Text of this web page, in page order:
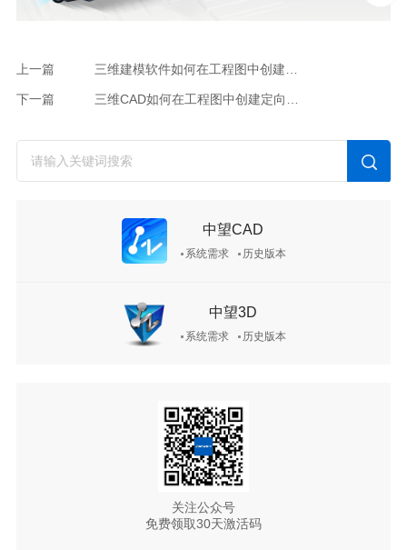
上一篇 三维建模软件如何在工程图中创建某一视图的爆炸图？
下一篇 三维CAD如何在工程图中创建定向视图？
中望CAD
系统需求 历史版本
中望3D
系统需求 历史版本
关注公众号
免费领取30天激活码